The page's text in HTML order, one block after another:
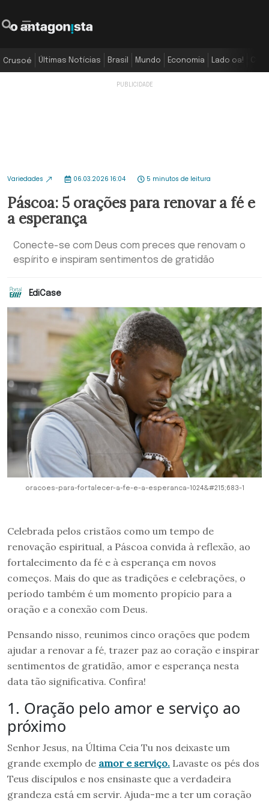
Crusoé Últimas Notícias Brasil Mundo Economia Lado oa!
Variedades 06.03.2026 16:04 5 minutos de leitura
Páscoa: 5 orações para renovar a fé e
a esperança
Conecte-se com Deus com preces que renovam o
espírito e inspiram sentimentos de gratidão
EdiCase
oracoes-para-fortalecer-a-fe-e-a-esperanca-1024&#215;683-1
Celebrada pelos cristãos como um tempo de
renovação espiritual, a Páscoa convida à reflexão, ao
fortalecimento da fé e à esperança em novos
começos. Mais do que as tradições e celebrações, o
período também é um momento propício para a
oração e a conexão com Deus.
Pensando nisso, reunimos cinco orações que podem
ajudar a renovar a fé, trazer paz ao coração e inspirar
sentimentos de gratidão, amor e esperança nesta
data tão significativa. Confira!
1. Oração pelo amor e serviço ao
próximo
Senhor Jesus, na Última Ceia Tu nos deixaste um
grande exemplo de amor e serviço. Lavaste os pés dos
Teus discípulos e nos ensinaste que a verdadeira
grandeza está em servir. Ajuda-me a ter um coração